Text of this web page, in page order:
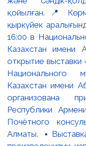
қойылған. 📍
қыркүйек
16:00 в
Казахстан имени
открытие выставки
Национального
Казахстан имени
организована
Республики
Почётного
Алматы.